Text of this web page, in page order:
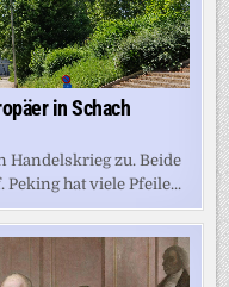
in Schach
Handelskrieg zu. Beide
hat viele Pfeile...